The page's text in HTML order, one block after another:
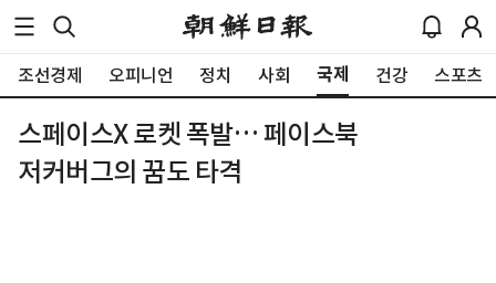
조선경제 오피니언 정치 사회 국제 건강 스포츠
스페이스X 로켓 폭발… 페이스북
저커버그의 꿈도 타격